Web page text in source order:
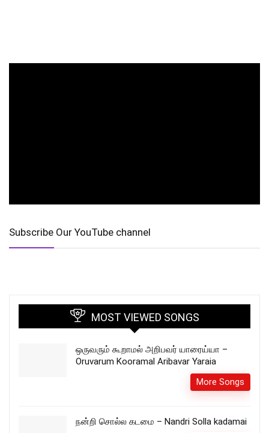
Subscribe Our YouTube channel
MOST VIEWED SONGS
ஒருவரும் கூறாமல் அறிபவர் யாரைய்யா –
Oruvarum Kooramal Aribavar Yaraia
More Songs
நன்றி சொல்ல கடமை – Nandri Solla kadamai